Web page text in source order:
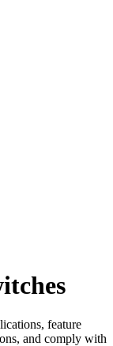
feature
and comply with